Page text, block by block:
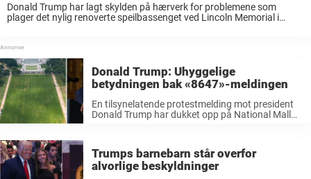
Donald Trump har lagt skylden på hærverk for problemene som
plager det nylig renoverte speilbassenget ved Lincoln Memorial i
Donald Trump: Uhyggelige
betydningen bak «8647»-meldingen
En tilsynelatende protestmelding mot president
Donald Trump har dukket opp på National Mall
Trumps barnebarn står overfor
alvorlige beskyldninger